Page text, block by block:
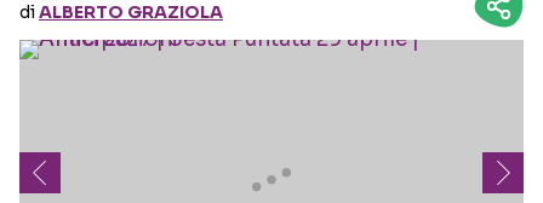
diALBERTO GRAZIOLA